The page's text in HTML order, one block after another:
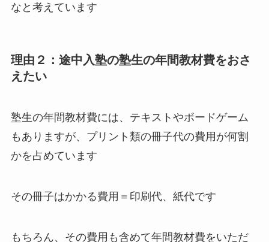
なと考えています
理由２：途中入塾の塾生の年間教材費をおさ
えたい
塾生の年間教材費には、テキストやボードゲーム
もありますが、プリント類の冊子代の費用が何割
かを占めています
その冊子はかかる費用＝印刷代、紙代です
もちろん、その費用も含めて年間教材費をいただ